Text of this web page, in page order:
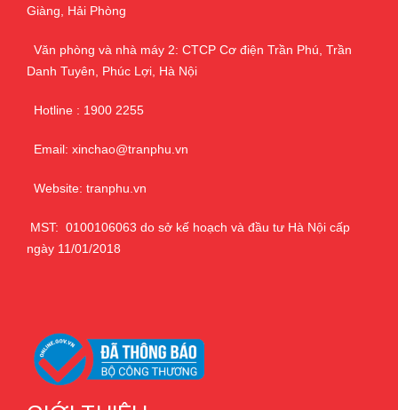
Giàng, Hải Phòng
Văn phòng và nhà máy 2: CTCP Cơ điện Trần Phú, Trần
Danh Tuyên, Phúc Lợi, Hà Nội
Hotline : 1900 2255
Email: xinchao@tranphu.vn
Website: tranphu.vn
MST: 0100106063 do sở kế hoạch và đầu tư Hà Nội cấp
ngày 11/01/2018